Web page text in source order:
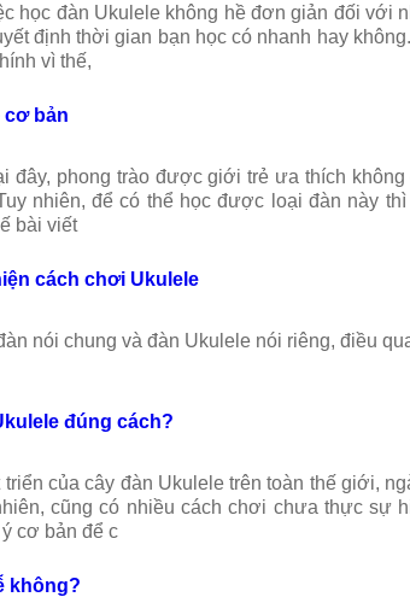
học đàn Ukulele không hề đơn giản đối với
định thời gian bạn học có nhanh hay
vì thế,
cơ bản
đây, phong trào được giới trẻ ưa thích
nhiên, để có thể học được loại đàn này
bài viết
cách chơi Ukulele
nói chung và đàn Ukulele nói riêng, điều
đúng cách?
của cây đàn Ukulele trên toàn thế giới,
cũng có nhiều cách chơi chưa thực sự
cơ bản để c
không?